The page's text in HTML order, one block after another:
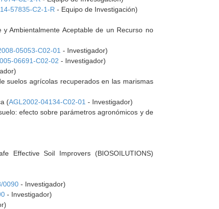
57835-C2-1-R - Equipo de Investigación)
Ambientalmente Aceptable de un Recurso no
05053-C02-01 - Investigador)
06691-C02-02 - Investigador)
suelos agrícolas recuperados en las marismas
(AGL2002-04134-C02-01 - Investigador)
efecto sobre parámetros agronómicos y de
Effective Soil Improvers (BIOSOILUTIONS)
0090 - Investigador)
- Investigador)